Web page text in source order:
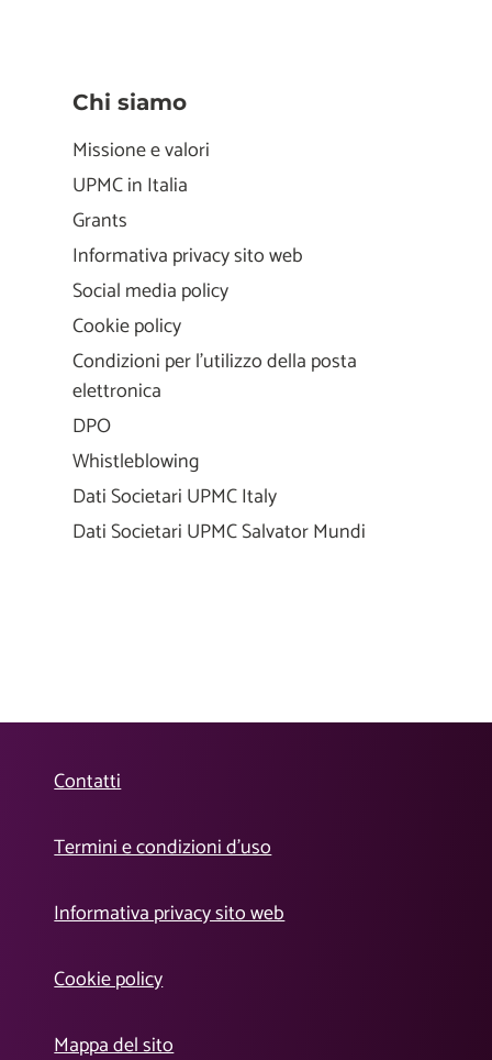
Chi siamo
Missione e valori
UPMC in Italia
Grants
Informativa privacy sito web
Social media policy
Cookie policy
Condizioni per l'utilizzo della posta
elettronica
DPO
Whistleblowing
Dati Societari UPMC Italy
Dati Societari UPMC Salvator Mundi
Contatti
Termini e condizioni d’uso
Informativa privacy sito web
Cookie policy
Mappa del sito